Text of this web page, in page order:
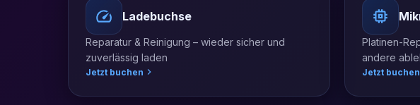
Ladebuchse
Reparatur & Reinigung – wieder sicher und
zuverlässig laden
Jetzt buchen
Platinen-
andere
Jetzt buchen